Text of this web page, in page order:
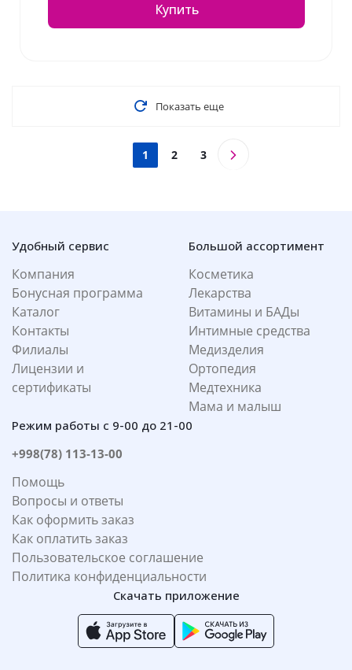
Купить
Показать еще
1 2 3
Удобный сервис
Компания
Бонусная программа
Каталог
Контакты
Филиалы
Лицензии и
сертификаты
Большой ассортимент
Косметика
Лекарства
Витамины и БАДы
Интимные средства
Медизделия
Ортопедия
Медтехника
Мама и малыш
Режим работы с 9-00 до 21-00
+998(78) 113-13-00
Помощь
Вопросы и ответы
Как оформить заказ
Как оплатить заказ
Пользовательское соглашение
Политика конфиденциальности
Скачать приложение